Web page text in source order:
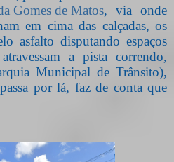
Gomes de Matos, via onde
em cima das calçadas, os
asfalto disputando espaços
a pista correndo,
Municipal de Trânsito),
por lá, faz de conta que